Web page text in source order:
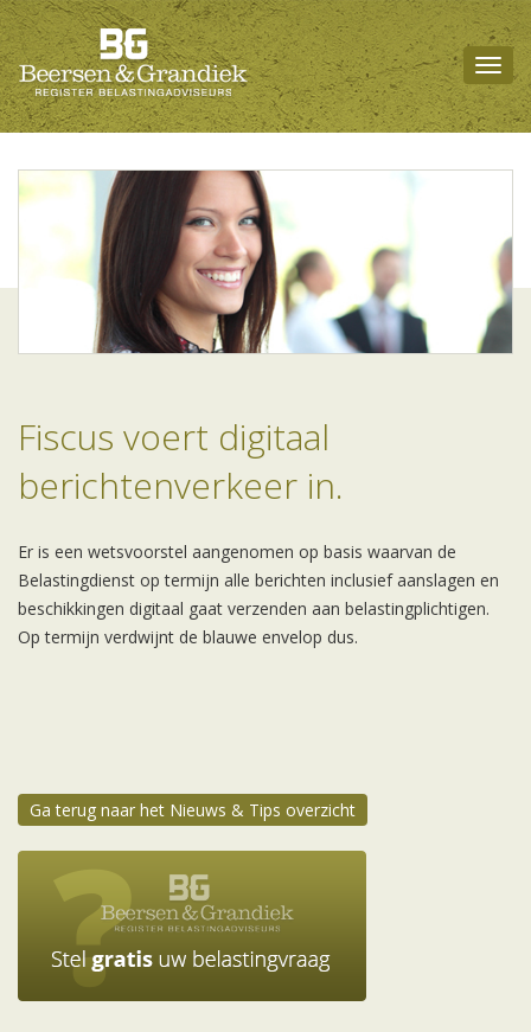
Fiscus voert digitaal
berichtenverkeer in.
Er is een wetsvoorstel aangenomen op basis waarvan de
Belastingdienst op termijn alle berichten inclusief aanslagen en
beschikkingen digitaal gaat verzenden aan belastingplichtigen.
Op termijn verdwijnt de blauwe envelop dus.
Ga terug naar het Nieuws & Tips overzicht